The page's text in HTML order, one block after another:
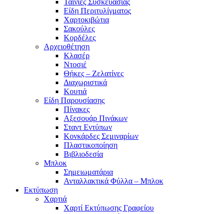
Ταινίες Συσκευασίας
Είδη Περιτυλίγματος
Χαρτοκιβώτια
Σακούλες
Κορδέλες
Αρχειοθέτηση
Κλασέρ
Ντοσιέ
Θήκες – Ζελατίνες
Διαχωριστικά
Κουτιά
Είδη Παρουσίασης
Πίνακες
Αξεσουάρ Πινάκων
Σταντ Εντύπων
Κονκάρδες Σεμιναρίων
Πλαστικοποίηση
Βιβλιοδεσία
Μπλοκ
Σημειωματάρια
Ανταλλακτικά Φύλλα – Μπλοκ
Εκτύπωση
Χαρτιά
Χαρτί Εκτύπωσης Γραφείου